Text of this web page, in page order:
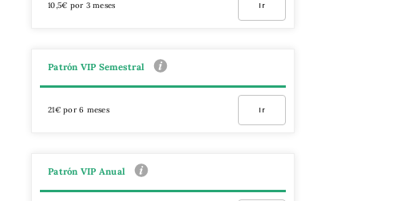
10,5€ por 3 meses Ir
Patrón VIP Semestral
21€ por 6 meses Ir
Patrón VIP Anual